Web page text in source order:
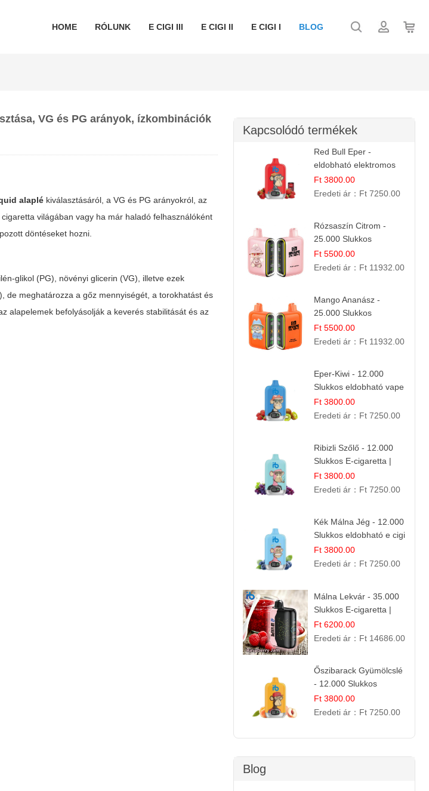
HOME RÓLUNK E CIGI III E CIGI II E CIGI I BLOG
VG és PG arányok, ízkombinációk
alaplé kiválasztásáról, a VG és PG arányokról, az
világában vagy ha már haladó felhasználóként
döntéseket hozni.
glikol (PG), növényi glicerin (VG), illetve ezek
de meghatározza a gőz mennyiségét, a torokhatást és
az alapelemek befolyásolják a keverés stabilitását és az
Kapcsolódó termékek
Red Bull Eper -
eldobható elektromos
cigi | Energizáló
Gyümölcs Íz
Ft 3800.00
Eredeti ár： Ft 7250.00
Rózsaszín Citrom -
25.000 Slukkos
eldobható e-Cigaretta |
IBvape Bar
Ft 5500.00
Eredeti ár： Ft 11932.00
Mango Ananász -
25.000 Slukkos
eldobható E-cigaretta |
Trópusi Ízélmény
Ft 5500.00
Eredeti ár： Ft 11932.00
Eper-Kiwi - 12.000
Slukkos eldobható vape
| Friss Gyümölcs
Kombináció
Ft 3800.00
Eredeti ár： Ft 7250.00
Ribizli Szőlő - 12.000
Slukkos E-cigaretta |
Kifinomult Gyümölcs Íz
Ft 3800.00
Eredeti ár： Ft 7250.00
Kék Málna Jég - 12.000
Slukkos eldobható e cigi
| Frissítő Bogyós Íz
Ft 3800.00
Eredeti ár： Ft 7250.00
Málna Lekvár - 35.000
Slukkos E-cigaretta |
IBVape Bar Édes
Gyümölcs Íz
Ft 6200.00
Eredeti ár： Ft 14686.00
Őszibarack Gyümölcslé
- 12.000 Slukkos
eldobható e-Cigaretta |
Friss Gyümölcs Íz
Ft 3800.00
Eredeti ár： Ft 7250.00
Blog